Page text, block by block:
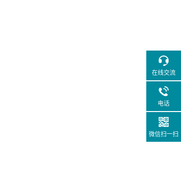
在线交流
电话
微信扫一扫